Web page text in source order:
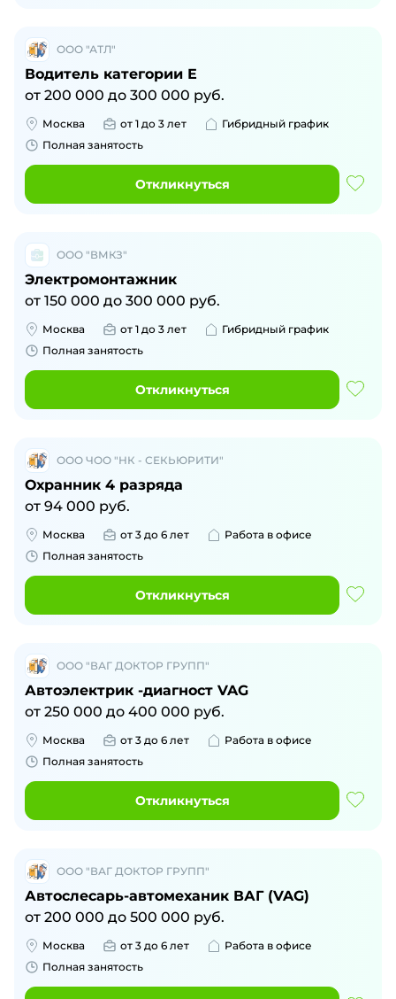
ООО "АТЛ"
Водитель категории Е
от 200 000 до 300 000 руб.
Москва от 1 до 3 лет
Гибридный график
Полная занятость
Откликнуться
ООО "ВМКЗ"
Электромонтажник
от 150 000 до 300 000 руб.
Москва от 1 до 3 лет
Гибридный график
Полная занятость
Откликнуться
ООО ЧОО "НК - СЕКЬЮРИТИ"
Охранник 4 разряда
от 94 000 руб.
Москва от 3 до 6 лет
Работа в офисе
Полная занятость
Откликнуться
ООО "ВАГ ДОКТОР ГРУПП"
Автоэлектрик -диагност VAG
от 250 000 до 400 000 руб.
Москва от 3 до 6 лет
Работа в офисе
Полная занятость
Откликнуться
ООО "ВАГ ДОКТОР ГРУПП"
Автослесарь-автомеханик ВАГ (VAG)
от 200 000 до 500 000 руб.
Москва от 3 до 6 лет
Работа в офисе
Полная занятость